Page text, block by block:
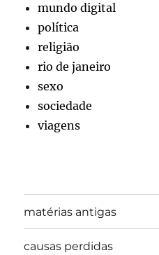
mundo digital
política
religião
rio de janeiro
sexo
sociedade
viagens
matérias antigas
causas perdidas